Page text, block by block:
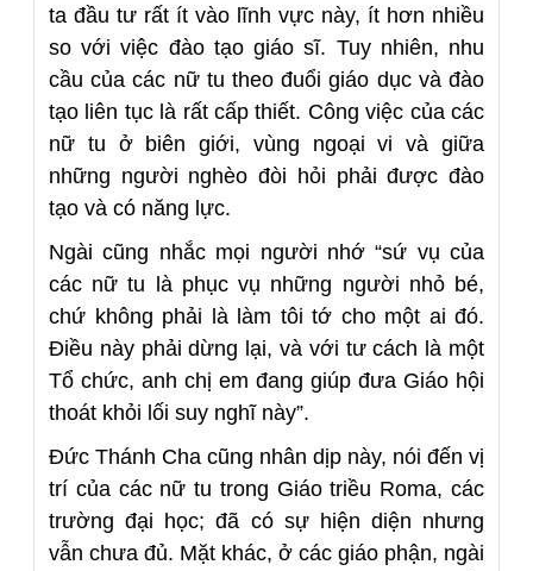
ta đầu tư rất ít vào lĩnh vực này, ít hơn nhiều
so với việc đào tạo giáo sĩ. Tuy nhiên, nhu
cầu của các nữ tu theo đuổi giáo dục và đào
tạo liên tục là rất cấp thiết. Công việc của các
nữ tu ở biên giới, vùng ngoại vi và giữa
những người nghèo đòi hỏi phải được đào
tạo và có năng lực.
Ngài cũng nhắc mọi người nhớ “sứ vụ của
các nữ tu là phục vụ những người nhỏ bé,
chứ không phải là làm tôi tớ cho một ai đó.
Điều này phải dừng lại, và với tư cách là một
Tổ chức, anh chị em đang giúp đưa Giáo hội
thoát khỏi lối suy nghĩ này”.
Đức Thánh Cha cũng nhân dịp này, nói đến vị
trí của các nữ tu trong Giáo triều Roma, các
trường đại học; đã có sự hiện diện nhưng
vẫn chưa đủ. Mặt khác, ở các giáo phận, ngài